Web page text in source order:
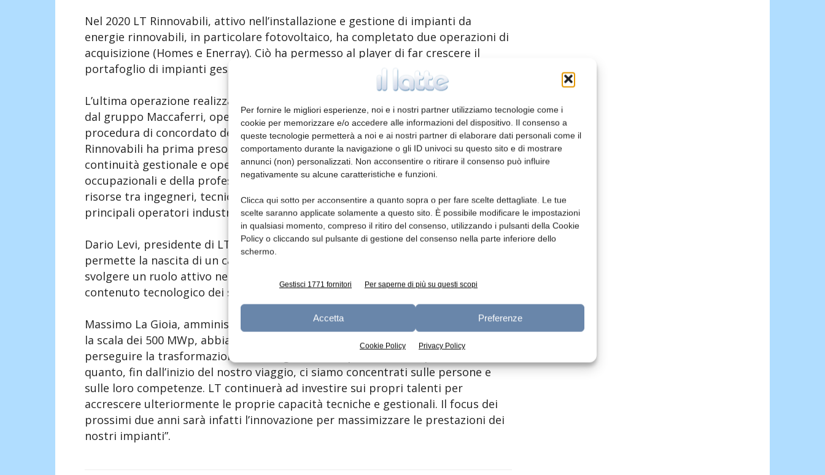
Per fornire le migliori esperienze, noi e i nostri partner utilizziamo tecnologie come i
cookie per memorizzare e/o accedere alle informazioni del dispositivo. Il consenso a
queste tecnologie permetterà a noi e ai nostri partner di elaborare dati personali come il
comportamento durante la navigazione o gli ID univoci su questo sito e di mostrare
annunci (non) personalizzati. Non acconsentire o ritirare il consenso può influire
negativamente su alcune caratteristiche e funzioni.
Clicca qui sotto per acconsentire a quanto sopra o per fare scelte dettagliate. Le tue
scelte saranno applicate solamente a questo sito. È possibile modificare le impostazioni
in qualsiasi momento, compreso il ritiro del consenso, utilizzando i pulsanti della Cookie
Policy o cliccando sul pulsante di gestione del consenso nella parte inferiore dello
schermo.
Gestisci 1771 fornitori Per saperne di più su questi scopi
Accetta Preferenze
Cookie Policy Privacy Policy
Nel 2020 LT Rinnovabili, attivo nell’installazione e gestione di impianti da
energie rinnovabili, in particolare fotovoltaico, ha completato due operazioni di
acquisizione (Homes e Enerray). Ciò ha permesso al player di far crescere il
portafoglio di impianti gestiti a oltre 500 MWp.
L’ultima operazione realizzata riguarda l’acquisto di Enerray, società controllata
dal gruppo Maccaferri, operatore storico delle rinnovabili. A seguito della
procedura di concordato del gruppo Maccaferri e della stessa Enerray, LT
Rinnovabili ha prima preso in affitto e poi ha acquisito l’azienda, dando
continuità gestionale e operativa e assicurando il mantenimento dei livelli
occupazionali e della professionalità della società. LT è composta da oltre 50
risorse tra ingegneri, tecnici specializzati, financial & controllers e serve i
principali operatori industriali e degli investitori istituzionali attivi in Italia.
Dario Levi, presidente di LT, ha dichiarato: “L’integrazione di queste due realtà
permette la nascita di un campione nazionale, leader nel settore, in grado di
svolgere un ruolo attivo nel consolidamento del mercato e nell’incremento del
contenuto tecnologico dei servizi offerti”.
Massimo La Gioia, amministratore delegato di LT, ha proseguito: “raggiungendo
la scala dei 500 MWp, abbiamo ora le dimensioni e la struttura necessarie per
perseguire la trasformazione tecnologica. Tutto questo è stato possibile in
quanto, fin dall’inizio del nostro viaggio, ci siamo concentrati sulle persone e
sulle loro competenze. LT continuerà ad investire sui propri talenti per
accrescere ulteriormente le proprie capacità tecniche e gestionali. Il focus dei
prossimi due anni sarà infatti l’innovazione per massimizzare le prestazioni dei
nostri impianti”.